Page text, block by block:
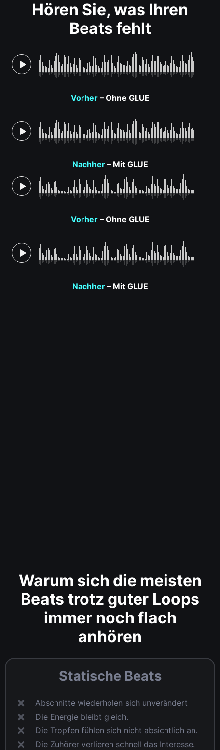
Hören Sie, was Ihren
Beats fehlt
Vorher– Ohne GLUE
Nachher– Mit GLUE
Vorher– Ohne GLUE
Nachher– Mit GLUE
Warum sich die meisten
Beats trotz guter Loops
immer noch flach
anhören
Statische Beats
Abschnitte wiederholen sich unverändert
Die Energie bleibt gleich.
Die Tropfen fühlen sich nicht absichtlich an.
Die Zuhörer verlieren schnell das Interesse.